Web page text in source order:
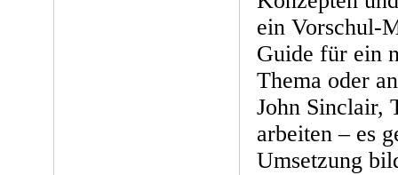
ein Vorschul-
Guide für ein
Thema oder
John Sinclair,
arbeiten – es
Umsetzung